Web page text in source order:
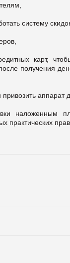
систему
карт,
получения
аппарат
наложенным